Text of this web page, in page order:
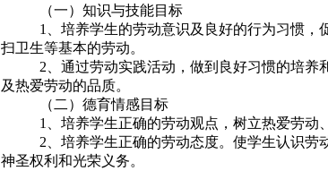
（一）知识与技能目标
1、培养学生的劳动意识及良好的行为习惯
扫卫生等基本的劳动。
2、通过劳动实践活动，做到良好习惯的培
及热爱劳动的品质。
（二）德育情感目标
1、培养学生正确的劳动观点，树立热爱劳动
2、培养学生正确的劳动态度。使学生认识
神圣权利和光荣义务。